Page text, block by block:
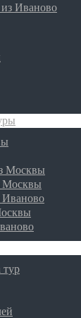
Иваново
Москвы
Москвы
Иваново
тур